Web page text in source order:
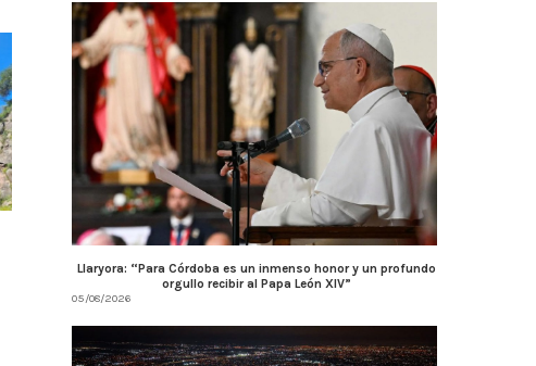
AMBIENTE: ÚLTIMOS DÍAS PARA
CONCLUIR TAREAS DE PODA
04/08/2026
Llaryora anunció una
$3.500 millones
Llaryora: “Para Córdoba es un inmenso honor y un profundo
orgullo recibir al Papa León XIV”
05/08/2026